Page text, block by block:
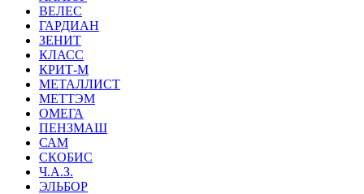
ВЕЛЕС
ГАРДИАН
ЗЕНИТ
КЛАСС
КРИТ-М
МЕТАЛЛИСТ
МЕТТЭМ
ОМЕГА
ПЕНЗМАШ
САМ
СКОБИС
Ч.А.З.
ЭЛЬБОР